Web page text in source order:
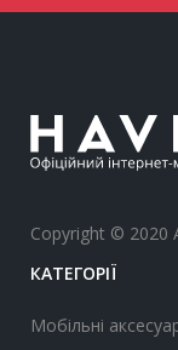
Copyright © 2020
КАТЕГОРІЇ
Мобільні